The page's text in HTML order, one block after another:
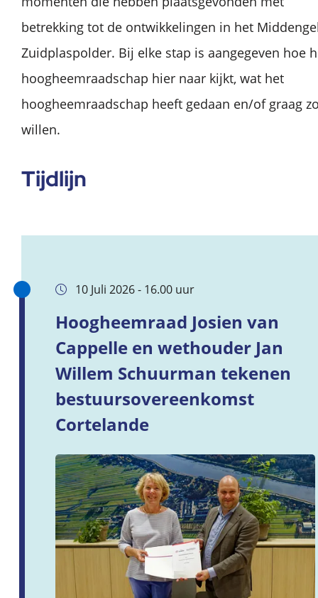
betrekking tot de ontwikkelingen in het
Zuidplaspolder. Bij elke stap is aangegeven hoe
hoogheemraadschap hier naar kijkt, wat het
hoogheemraadschap heeft gedaan en/of graag
willen.
Tijdlijn
10 Juli 2026 - 16.00 uur
Hoogheemraad Josien van
Cappelle en wethouder Jan
Willem Schuurman tekenen
bestuursovereenkomst
Cortelande